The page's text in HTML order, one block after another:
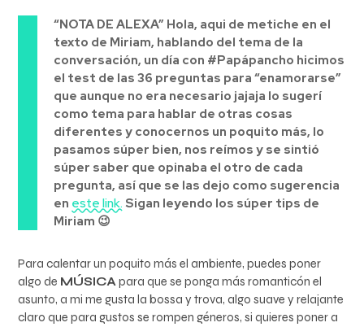
“NOTA DE ALEXA” Hola, aqui de metiche en el
texto de Miriam, hablando del tema de la
conversación, un día con #Papápancho hicimos
el test de las 36 preguntas para “enamorarse”
que aunque no era necesario jajaja lo sugerí
como tema para hablar de otras cosas
diferentes y conocernos un poquito más, lo
pasamos súper bien, nos reímos y se sintió
súper saber que opinaba el otro de cada
pregunta, así que se las dejo como sugerencia
en este link. Sigan leyendo los súper tips de
Miriam 😉
Para calentar un poquito más el ambiente, puedes poner
algo de MÚSICApara que se ponga más romanticón el
asunto, a mi me gusta la bossa y trova, algo suave y relajante
claro que para gustos se rompen géneros, si quieres poner a